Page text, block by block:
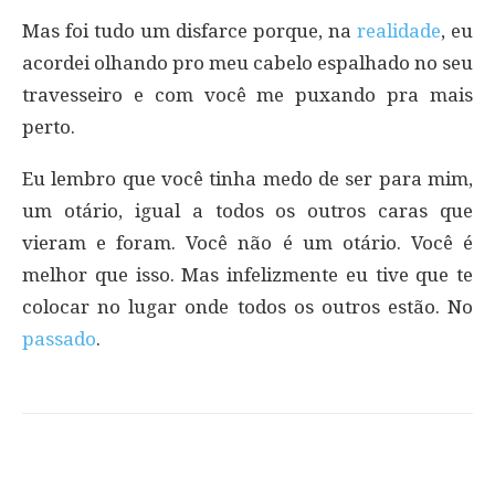
Mas foi tudo um disfarce porque, na realidade, eu
acordei olhando pro meu cabelo espalhado no seu
travesseiro e com você me puxando pra mais
perto.
Eu lembro que você tinha medo de ser para mim,
um otário, igual a todos os outros caras que
vieram e foram. Você não é um otário. Você é
melhor que isso. Mas infelizmente eu tive que te
colocar no lugar onde todos os outros estão. No
passado.